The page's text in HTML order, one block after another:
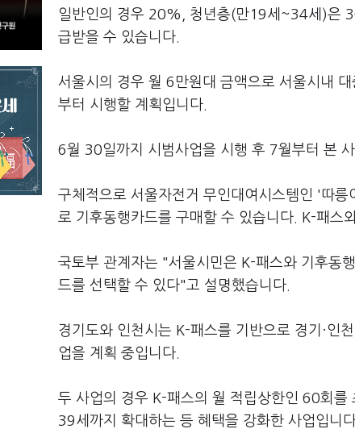
일반인의 경우 20%, 청년층(만19세~34세)은
급받을 수 있습니다.
서울시의 경우 월 6만원대 금액으로 서울시내
부터 시행할 계획입니다.
6월 30일까지 시범사업을 시행 후 7월부터 본
구체적으로 서울자전거 무인대여시스템인 '따
로 기후동행카드를 구매할 수 있습니다. K-패스
국토부 관계자는 "서울시민은 K-패스와 기후동
드를 선택할 수 있다"고 설명했습니다.
경기도와 인천시는 K-패스를 기반으로 경기·
업을 계획 중입니다.
두 사업의 경우 K-패스의 월 적립상한인 60회를
39세까지 확대하는 등 혜택을 강화한 사업입니